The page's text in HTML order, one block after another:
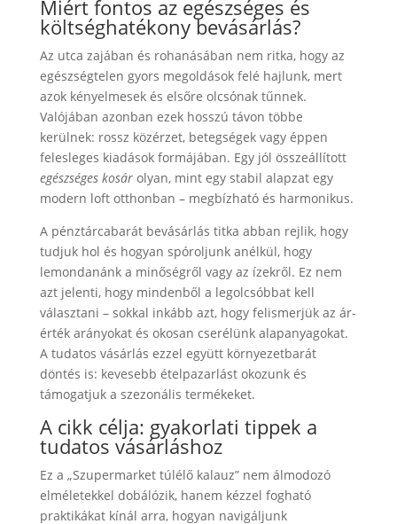
Miért fontos az egészséges és
költséghatékony bevásárlás?
Az utca zajában és rohanásában nem ritka, hogy az
egészségtelen gyors megoldások felé hajlunk, mert
azok kényelmesek és elsőre olcsónak tűnnek.
Valójában azonban ezek hosszú távon többe
kerülnek: rossz közérzet, betegségek vagy éppen
felesleges kiadások formájában. Egy jól összeállított
egészséges kosárolyan, mint egy stabil alapzat egy
modern loft otthonban – megbízható és harmonikus.
A pénztárcabarát bevásárlás titka abban rejlik, hogy
tudjuk hol és hogyan spóroljunk anélkül, hogy
lemondanánk a minőségről vagy az ízekről. Ez nem
azt jelenti, hogy mindenből a legolcsóbbat kell
választani – sokkal inkább azt, hogy felismerjük az ár-
érték arányokat és okosan cserélünk alapanyagokat.
A tudatos vásárlás ezzel együtt környezetbarát
döntés is: kevesebb ételpazarlást okozunk és
támogatjuk a szezonális termékeket.
A cikk célja: gyakorlati tippek a
tudatos vásárláshoz
Ez a „Szupermarket túlélő kalauz” nem álmodozó
elméletekkel dobálózik, hanem kézzel fogható
praktikákat kínál arra, hogyan navigáljunk